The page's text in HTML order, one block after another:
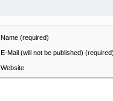
Name (required)
E-Mail (will not be published) (required)
Website